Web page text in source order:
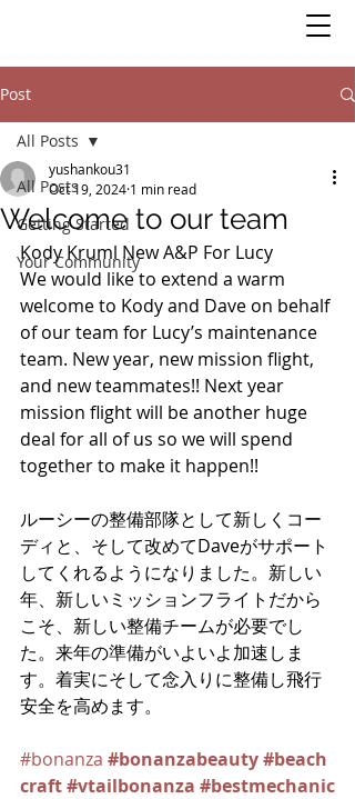
Post
All Posts
Getting Started
Your Community
All Posts
Welcome to our team
yushankou31
Oct 19, 2024 1 min read
Kody Kruml New A&P For Lucy
We would like to extend a warm
welcome to Kody and Dave on behalf
of our team for Lucy’s maintenance
team. New year, new mission flight,
and new teammates!! Next year
mission flight will be another huge
deal for all of us so we will spend
together to make it happen!!
ルーシーの整備部隊として新しくコー
ディと、そして改めてDaveがサポート
してくれるようになりました。新しい
年、新しいミッションフライトだから
こそ、新しい整備チームが必要でし
た。来年の準備がいよいよ加速しま
す。着実にそして念入りに整備し飛行
安全を高めます。
#bonanza #bonanzabeauty#beach
craft#vtailbonanza #bestmechanic